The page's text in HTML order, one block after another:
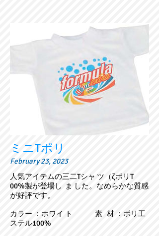
ミニTポリ
February 23, 2023
人気アイテムの三二Tシャ ツ（ζポリT
00%製が登場し ま した。なめらかな質感
が好評です。
カラー ：ホワイ ト 素 材 ：ポリ工
ステル100%